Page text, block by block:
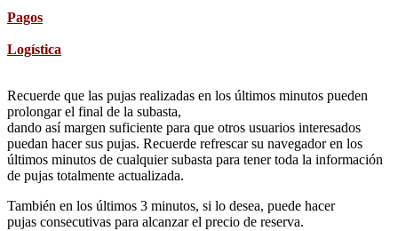
Pagos
Logística
Recuerde que las pujas realizadas en los últimos minutos pueden
prolongar el final de la subasta,
dando así margen suficiente para que otros usuarios interesados
puedan hacer sus pujas. Recuerde refrescar su navegador en los
últimos minutos de cualquier subasta para tener toda la información
de pujas totalmente actualizada.
También en los últimos 3 minutos, si lo desea, puede hacer
pujas consecutivas para alcanzar el precio de reserva.